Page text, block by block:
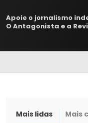
Apoie o jornalismo
O Antagonista e a
Mais lidas Mais